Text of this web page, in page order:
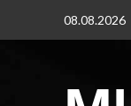
08.08.2026